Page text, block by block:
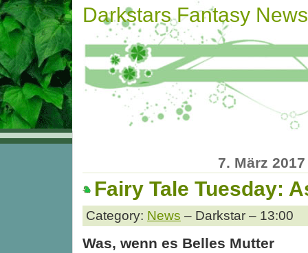
Darkstars Fantasy News
7. März 2017
Fairy Tale Tuesday:
Category: News – Darkstar – 13:00
Was, wenn es Belles Mutter